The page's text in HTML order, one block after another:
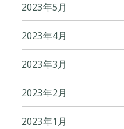
2023年5月
2023年4月
2023年3月
2023年2月
2023年1月